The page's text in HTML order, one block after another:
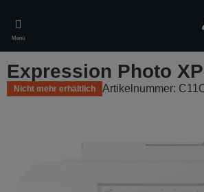
main
content
Menü
Expression Photo
Nicht mehr erhältlich Artikelnummer: